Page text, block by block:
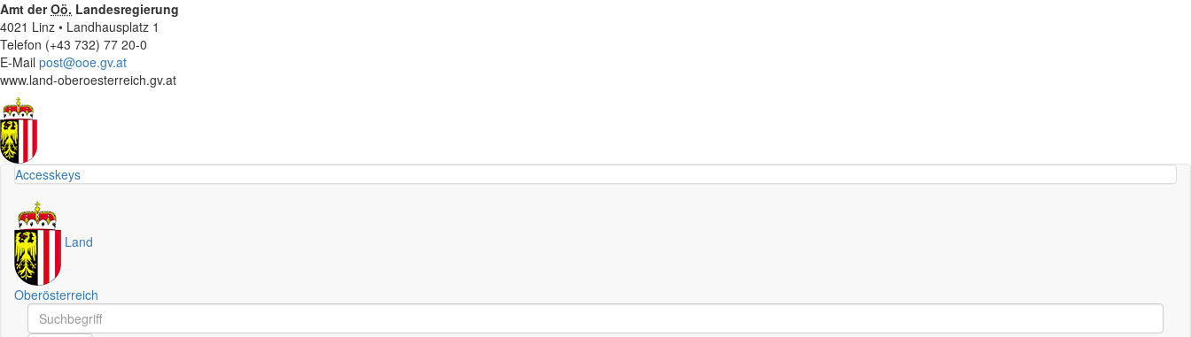
Amt derOö. Landesregierung
4021 Linz • Landhausplatz 1
Telefon (+43 732) 77 20-0
E-Mail post@ooe.gv.at
www.land-oberoesterreich.gv.at
Accesskeys
Land
Oberösterreich
Schnellsuche
Schnellsuche